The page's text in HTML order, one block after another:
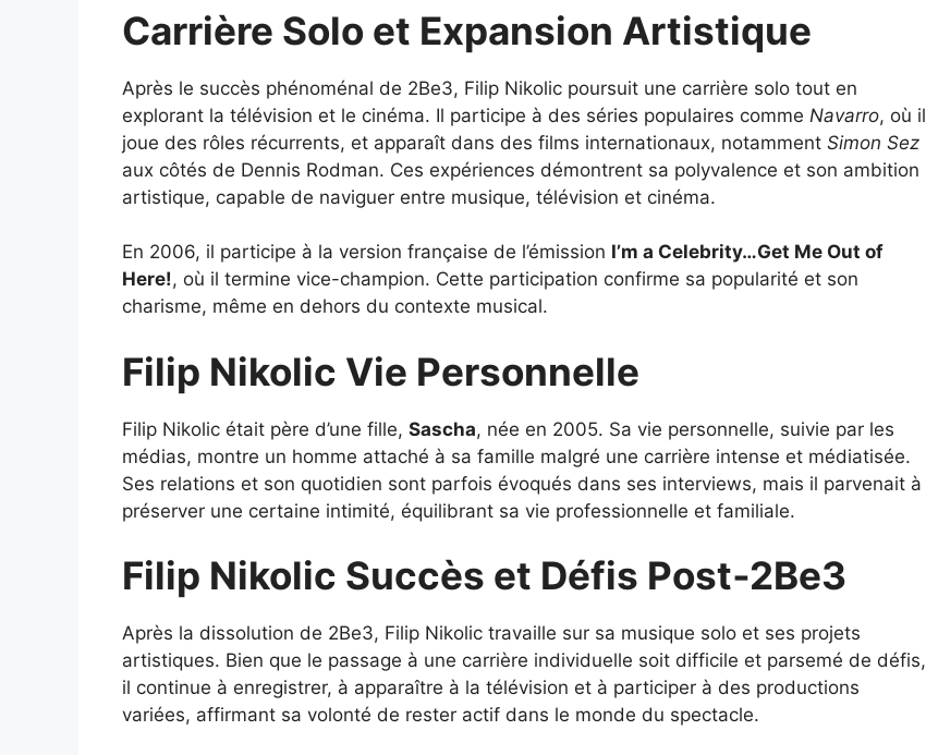
Carrière Solo et Expansion Artistique
Après le succès phénoménal de 2Be3, Filip Nikolic poursuit une carrière solo tout en
explorant la télévision et le cinéma. Il participe à des séries populaires comme Navarro, où il
joue des rôles récurrents, et apparaît dans des films internationaux, notamment Simon Sez
aux côtés de Dennis Rodman. Ces expériences démontrent sa polyvalence et son ambition
artistique, capable de naviguer entre musique, télévision et cinéma.
En 2006, il participe à la version française de l’émission I’m a Celebrity…Get Me Out of
Here!, où il termine vice-champion. Cette participation confirme sa popularité et son
charisme, même en dehors du contexte musical.
Filip Nikolic Vie Personnelle
Filip Nikolic était père d’une fille, Sascha, née en 2005. Sa vie personnelle, suivie par les
médias, montre un homme attaché à sa famille malgré une carrière intense et médiatisée.
Ses relations et son quotidien sont parfois évoqués dans ses interviews, mais il parvenait à
préserver une certaine intimité, équilibrant sa vie professionnelle et familiale.
Filip Nikolic Succès et Défis Post‑2Be3
Après la dissolution de 2Be3, Filip Nikolic travaille sur sa musique solo et ses projets
artistiques. Bien que le passage à une carrière individuelle soit difficile et parsemé de défis,
il continue à enregistrer, à apparaître à la télévision et à participer à des productions
variées, affirmant sa volonté de rester actif dans le monde du spectacle.